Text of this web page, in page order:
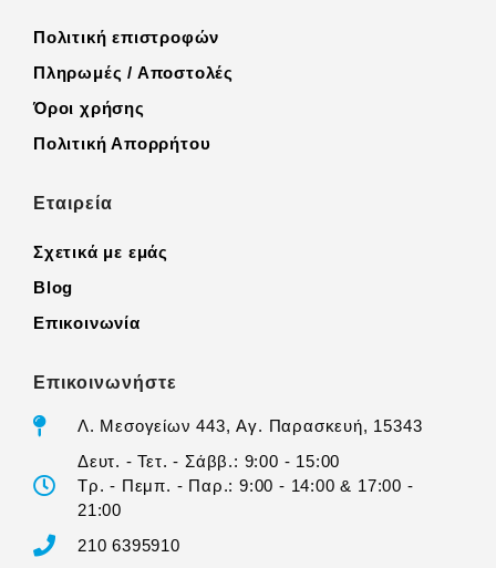
Πολιτική επιστροφών
Πληρωμές / Αποστολές
Όροι χρήσης
Πολιτική Απορρήτου
Εταιρεία
Σχετικά με εμάς
Blog
Επικοινωνία
Επικοινωνήστε
Λ. Μεσογείων 443, Αγ. Παρασκευή, 15343
Δευτ. - Τετ. - Σάββ.: 9:00 - 15:00
Τρ. - Πεμπ. - Παρ.: 9:00 - 14:00 & 17:00 -
21:00
210 6395910